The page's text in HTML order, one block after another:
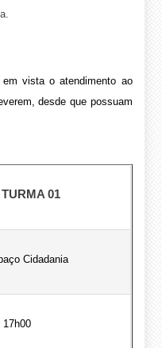
vista o atendimento ao
desde que possuam
TURMA 01
Cidadania
17h00